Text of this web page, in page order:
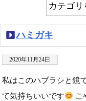
ハミガキ
2020年11月24日
私はこのハブラシと鏡
て気持ちいいです
こ